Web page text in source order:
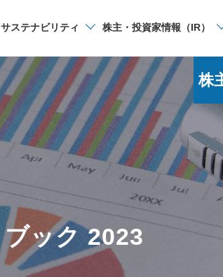
サステナビリティ 株主・投資家情報 （IR）
ック 2023
株